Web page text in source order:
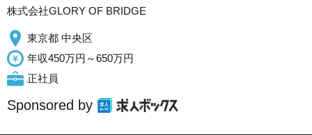
株式会社GLORY OF BRIDGE
東京都 中央区
年収450万円～650万円
正社員
Sponsored by